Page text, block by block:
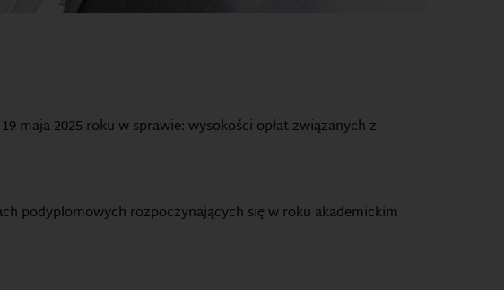
maja 2025 roku w sprawie: wysokości opłat związanych z
podyplomowych rozpoczynających się w roku akademickim